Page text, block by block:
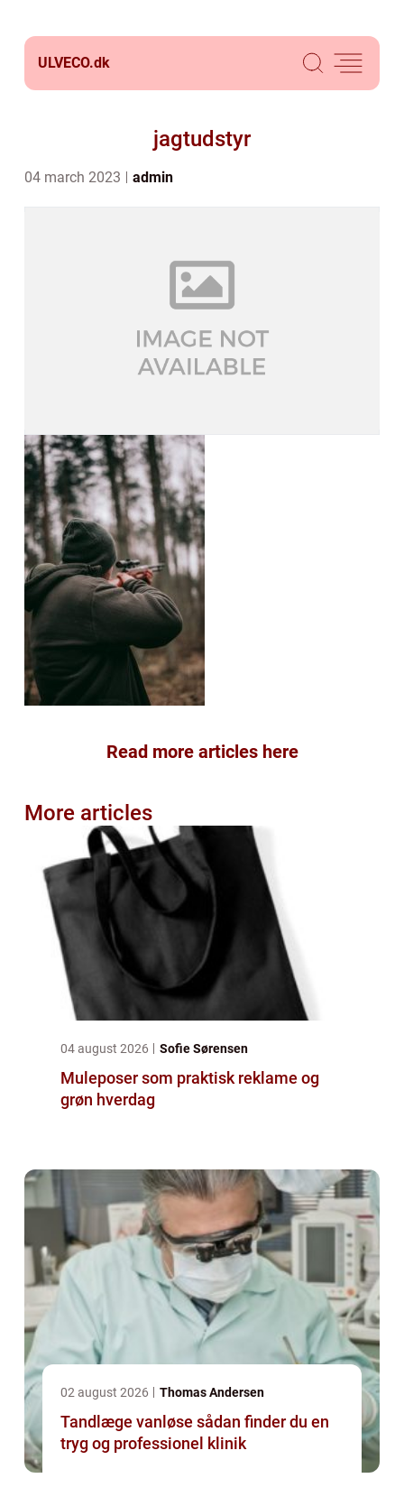
ULVECO.dk
jagtudstyr
04 march 2023 admin
Read more articles here
More articles
04 august 2026 Sofie Sørensen
Muleposer som praktisk reklame og
grøn hverdag
02 august 2026 Thomas Andersen
Tandlæge vanløse sådan finder du en
tryg og professionel klinik